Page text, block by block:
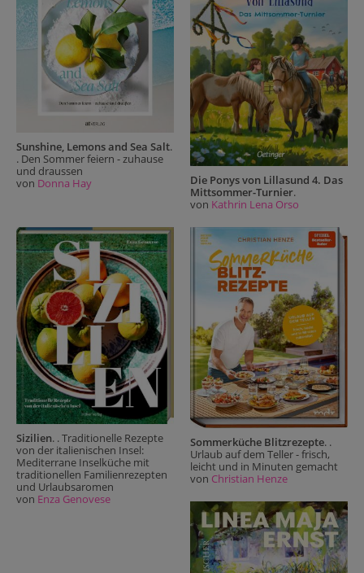
Sunshine, Lemons and Sea Salt.
. Den Sommer feiern - zuhause
und draussen
von Donna Hay
Die Ponys von Lillasund 4. Das
Mittsommer-Turnier.
von Kathrin Lena Orso
Sizilien. . Traditionelle Rezepte
von der italienischen Insel:
Mediterrane Inselküche mit
traditionellen Familienrezepten
und Urlaubsaromen
von Enza Genovese
Sommerküche Blitzrezepte. .
Urlaub auf dem Teller - frisch,
leicht und in Minuten gemacht
von Christian Henze